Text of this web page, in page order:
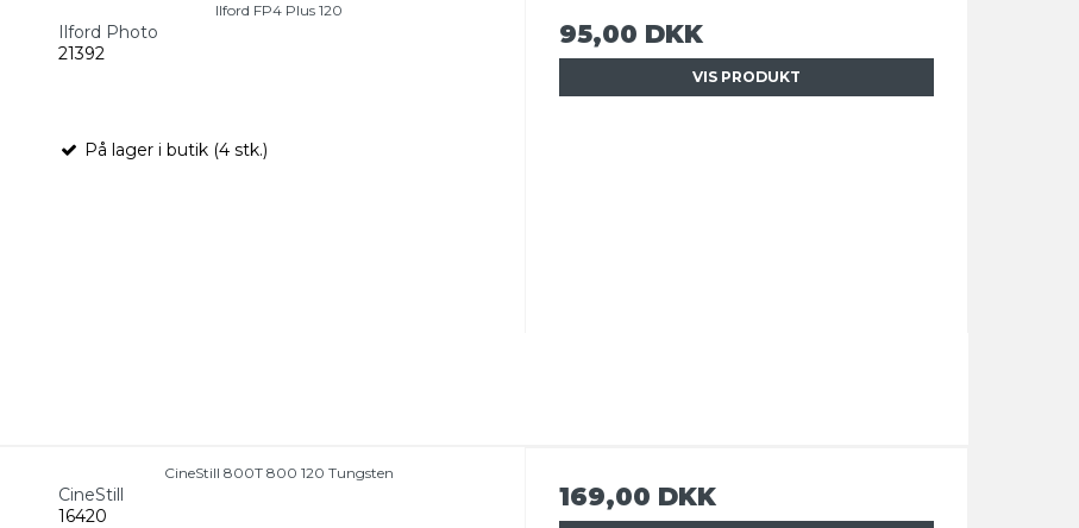
Ilford FP4 Plus 120
Ilford Photo
21392
På lager i butik (4 stk.)
95,00 DKK
VIS PRODUKT
CineStill 800T 800 120 Tungsten
CineStill
16420
169,00 DKK